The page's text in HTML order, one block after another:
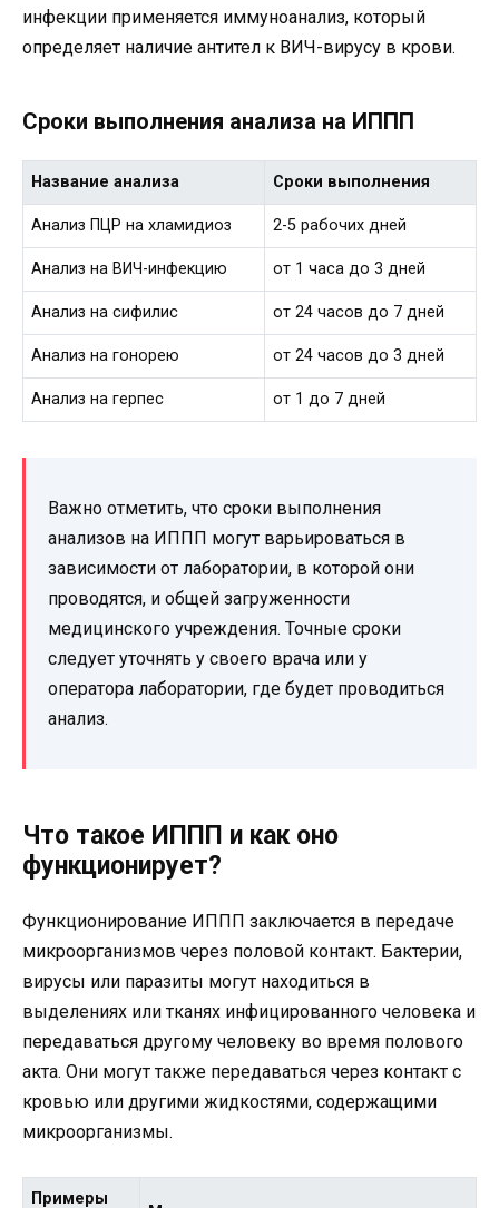
инфекции применяется иммуноанализ, который
определяет наличие антител к ВИЧ-вирусу в крови.
Сроки выполнения анализа на ИППП
Название анализа Сроки выполнения
Анализ ПЦР на хламидиоз 2-5 рабочих дней
Анализ на ВИЧ-инфекцию от 1 часа до 3 дней
Анализ на сифилис от 24 часов до 7 дней
Анализ на гонорею от 24 часов до 3 дней
Анализ на герпес от 1 до 7 дней
Важно отметить, что сроки выполнения
анализов на ИППП могут варьироваться в
зависимости от лаборатории, в которой они
проводятся, и общей загруженности
медицинского учреждения. Точные сроки
следует уточнять у своего врача или у
оператора лаборатории, где будет проводиться
анализ.
Что такое ИППП и как оно
функционирует?
Функционирование ИППП заключается в передаче
микроорганизмов через половой контакт. Бактерии,
вирусы или паразиты могут находиться в
выделениях или тканях инфицированного человека и
передаваться другому человеку во время полового
акта. Они могут также передаваться через контакт с
кровью или другими жидкостями, содержащими
микроорганизмы.
Примеры